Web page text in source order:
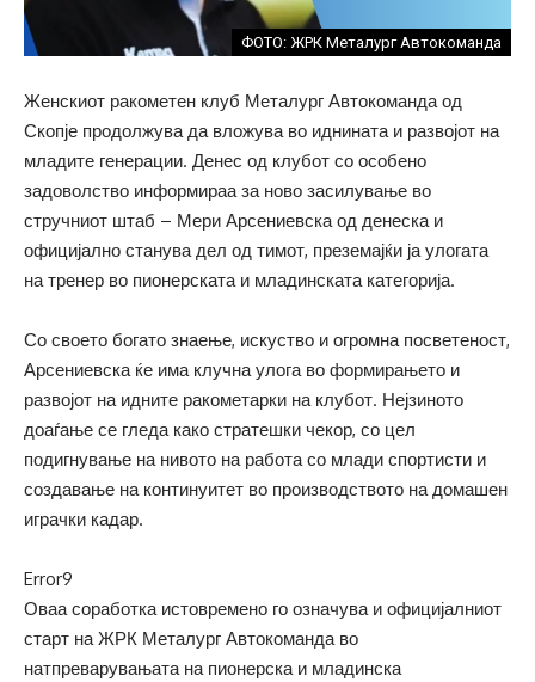
ФОТО: ЖРК Металург Автокоманда
Женскиот ракометен клуб Металург Автокоманда од
Скопје продолжува да вложува во иднината и развојот на
младите генерации. Денес од клубот со особено
задоволство информираа за ново засилување во
стручниот штаб – Мери Арсениевска од денеска и
официјално станува дел од тимот, преземајќи ја улогата
на тренер во пионерската и младинската категорија.
Со своето богато знаење, искуство и огромна посветеност,
Арсениевска ќе има клучна улога во формирањето и
развојот на идните ракометарки на клубот. Нејзиното
доаѓање се гледа како стратешки чекор, со цел
подигнување на нивото на работа со млади спортисти и
создавање на континуитет во производството на домашен
играчки кадар.
Error9
Оваа соработка истовремено го означува и официјалниот
старт на ЖРК Металург Автокоманда во
натпреварувањата на пионерска и младинска